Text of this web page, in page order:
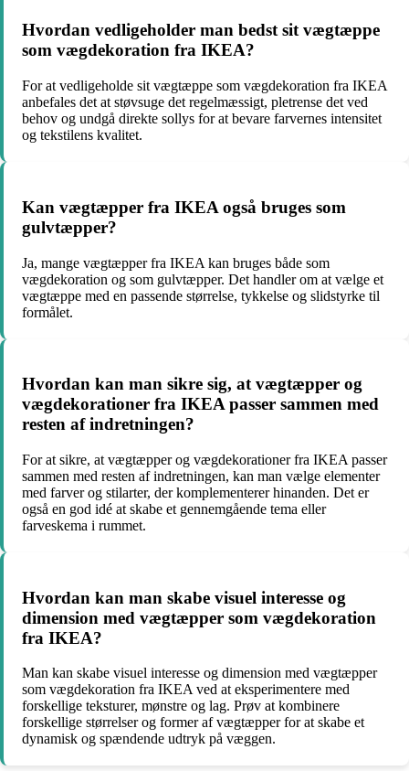
Hvordan vedligeholder man bedst sit vægtæppe
som vægdekoration fra IKEA?
For at vedligeholde sit vægtæppe som vægdekoration fra IKEA
anbefales det at støvsuge det regelmæssigt, pletrense det ved
behov og undgå direkte sollys for at bevare farvernes intensitet
og tekstilens kvalitet.
Kan vægtæpper fra IKEA også bruges som
gulvtæpper?
Ja, mange vægtæpper fra IKEA kan bruges både som
vægdekoration og som gulvtæpper. Det handler om at vælge et
vægtæppe med en passende størrelse, tykkelse og slidstyrke til
formålet.
Hvordan kan man sikre sig, at vægtæpper og
vægdekorationer fra IKEA passer sammen med
resten af indretningen?
For at sikre, at vægtæpper og vægdekorationer fra IKEA passer
sammen med resten af indretningen, kan man vælge elementer
med farver og stilarter, der komplementerer hinanden. Det er
også en god idé at skabe et gennemgående tema eller
farveskema i rummet.
Hvordan kan man skabe visuel interesse og
dimension med vægtæpper som vægdekoration
fra IKEA?
Man kan skabe visuel interesse og dimension med vægtæpper
som vægdekoration fra IKEA ved at eksperimentere med
forskellige teksturer, mønstre og lag. Prøv at kombinere
forskellige størrelser og former af vægtæpper for at skabe et
dynamisk og spændende udtryk på væggen.